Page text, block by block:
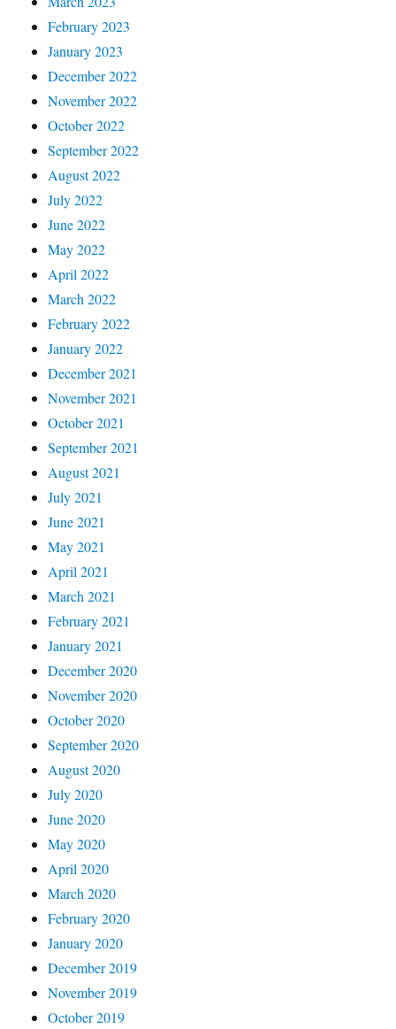
February 2023
January 2023
December 2022
November 2022
October 2022
September 2022
August 2022
July 2022
June 2022
May 2022
April 2022
March 2022
February 2022
January 2022
December 2021
November 2021
October 2021
September 2021
August 2021
July 2021
June 2021
May 2021
April 2021
March 2021
February 2021
January 2021
December 2020
November 2020
October 2020
September 2020
August 2020
July 2020
June 2020
May 2020
April 2020
March 2020
February 2020
January 2020
December 2019
November 2019
October 2019